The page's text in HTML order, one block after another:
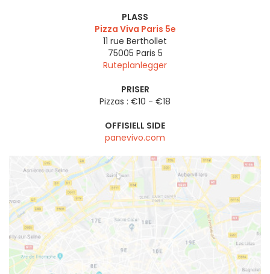
PLASS
Pizza Viva Paris 5e
11 rue Berthollet
75005 Paris 5
Ruteplanlegger
PRISER
Pizzas : €10 - €18
OFFISIELL SIDE
panevivo.com